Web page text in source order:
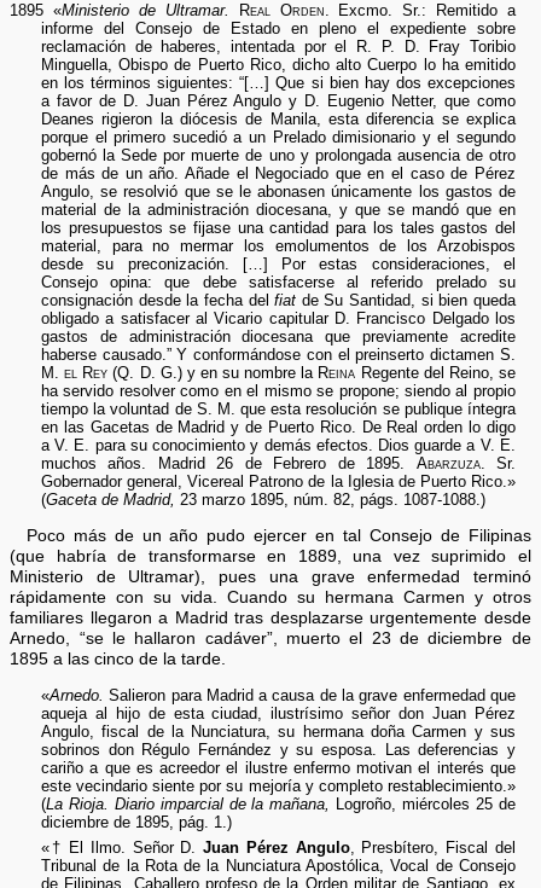
1895 «Ministerio de Ultramar. Real Orden. Excmo. Sr.: Remitido a
informe del Consejo de Estado en pleno el expediente sobre
reclamación de haberes, intentada por el R. P. D. Fray Toribio
Minguella, Obispo de Puerto Rico, dicho alto Cuerpo lo ha emitido
en los términos siguientes: “[…] Que si bien hay dos excepciones
a favor de D. Juan Pérez Angulo y D. Eugenio Netter, que como
Deanes rigieron la diócesis de Manila, esta diferencia se explica
porque el primero sucedió a un Prelado dimisionario y el segundo
gobernó la Sede por muerte de uno y prolongada ausencia de otro
de más de un año. Añade el Negociado que en el caso de Pérez
Angulo, se resolvió que se le abonasen únicamente los gastos de
material de la administración diocesana, y que se mandó que en
los presupuestos se fijase una cantidad para los tales gastos del
material, para no mermar los emolumentos de los Arzobispos
desde su preconización. […] Por estas consideraciones, el
Consejo opina: que debe satisfacerse al referido prelado su
consignación desde la fecha delfiat de Su Santidad, si bien queda
obligado a satisfacer al Vicario capitular D. Francisco Delgado los
gastos de administración diocesana que previamente acredite
haberse causado.” Y conformándose con el preinserto dictamen S.
M. el Rey (Q. D. G.)y en su nombre la Reina Regente del Reino, se
ha servido resolver como en el mismo se propone; siendo al propio
tiempo la voluntad de S. M. que esta resolución se publique íntegra
en las Gacetas de Madrid y de Puerto Rico. De Real orden lo digo
a V. E. para su conocimiento y demás efectos. Dios guarde a V. E.
muchos años. Madrid 26 de Febrero de 1895. Abarzuza. Sr.
Gobernador general, Vicereal Patrono de la Iglesia de Puerto Rico.»
(Gaceta de Madrid, 23 marzo 1895, núm. 82, págs. 1087-1088.)
Poco más de un año pudo ejercer en tal Consejo de Filipinas
(que habría de transformarse en 1889, una vez suprimido el
Ministerio de Ultramar), pues una grave enfermedad terminó
rápidamente con su vida. Cuando su hermana Carmen y otros
familiares llegaron a Madrid tras desplazarse urgentemente desde
Arnedo, “se le hallaron cadáver”, muerto el 23 de diciembre de
1895 a las cinco de la tarde.
«Arnedo. Salieron para Madrid a causa de la grave enfermedad que
aqueja al hijo de esta ciudad, ilustrísimo señor don Juan Pérez
Angulo, fiscal de la Nunciatura, su hermana doña Carmen y sus
sobrinos don Régulo Fernández y su esposa. Las deferencias y
cariño a que es acreedor el ilustre enfermo motivan el interés que
este vecindario siente por su mejoría y completo restablecimiento.»
(La Rioja. Diario imparcial de la mañana,
Logroño, miércoles 25 de
diciembre de 1895, pág. 1.)
«† El Ilmo. Señor D.Juan Pérez Angulo, Presbítero, Fiscal del
Tribunal de la Rota de la Nunciatura Apostólica, Vocal de Consejo
de Filipinas, Caballero profeso de la Orden militar de Santiago, ex